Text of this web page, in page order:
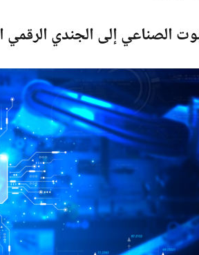
الصناعي إلى الجندي الرقمي